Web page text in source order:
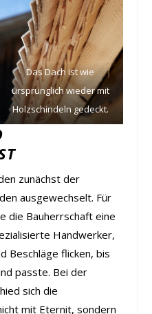
Das Dach ist wie
ursprünglich wieder mit
Holzschindeln gedeckt.
zunächst der
ausgewechselt. Für
die Bauherrschaft eine
Handwerker,
Beschläge flicken, bis
passte. Bei der
sich die
mit Eternit, sondern